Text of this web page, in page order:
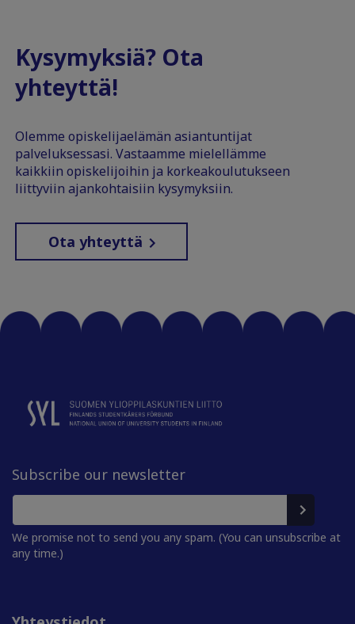
Kysymyksiä? Ota
yhteyttä!
Olemme opiskelijaelämän asiantuntijat
palveluksessasi. Vastaamme mielellämme
kaikkiin opiskelijoihin ja korkeakoulutukseen
liittyviin ajankohtaisiin kysymyksiin.
Ota yhteyttä
Subscribe our newsletter
We promise not to send you any spam. (You can unsubscribe at
any time.)